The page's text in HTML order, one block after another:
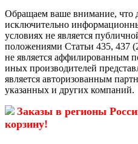
Обращаем ваше внимание, что
исключительно
условиях не является
положениями Статьи 435, 437
не является аффилированным
иных производителей
является авторизованным
указанных и других компаний.
Заказы в регионы
корзину!